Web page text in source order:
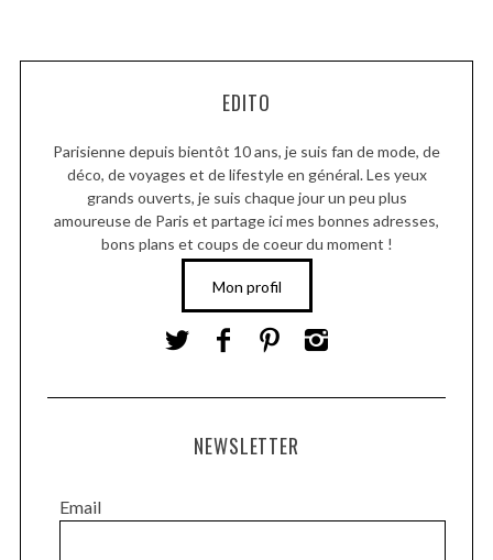
EDITO
Parisienne depuis bientôt 10 ans, je suis fan de mode, de
déco, de voyages et de lifestyle en général. Les yeux
grands ouverts, je suis chaque jour un peu plus
amoureuse de Paris et partage ici mes bonnes adresses,
bons plans et coups de coeur du moment !
Mon profil
NEWSLETTER
Email